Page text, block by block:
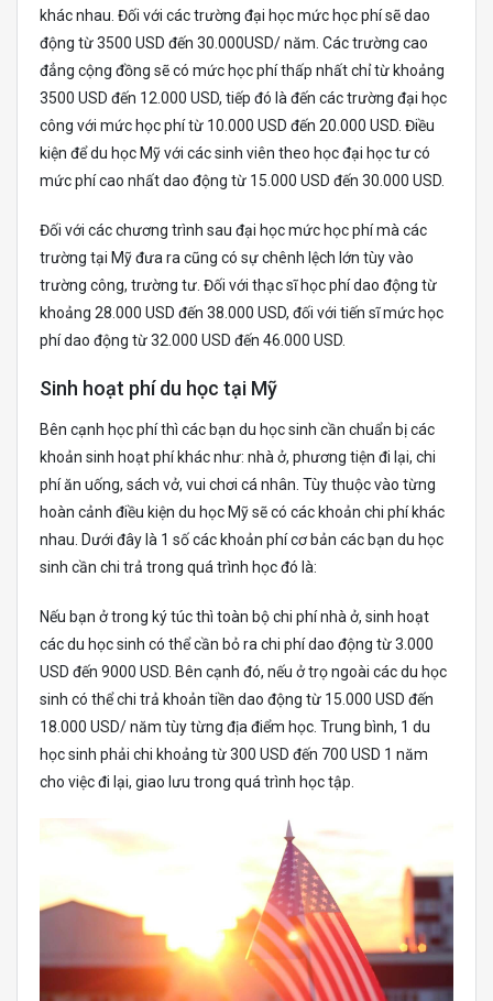
khác nhau. Đối với các trường đại học mức học phí sẽ dao
động từ 3500 USD đến 30.000USD/ năm. Các trường cao
đẳng cộng đồng sẽ có mức học phí thấp nhất chỉ từ khoảng
3500 USD đến 12.000 USD, tiếp đó là đến các trường đại học
công với mức học phí từ 10.000 USD đến 20.000 USD. Điều
kiện để du học Mỹ với các sinh viên theo học đại học tư có
mức phí cao nhất dao động từ 15.000 USD đến 30.000 USD.
Đối với các chương trình sau đại học mức học phí mà các
trường tại Mỹ đưa ra cũng có sự chênh lệch lớn tùy vào
trường công, trường tư. Đối với thạc sĩ học phí dao động từ
khoảng 28.000 USD đến 38.000 USD, đối với tiến sĩ mức học
phí dao động từ 32.000 USD đến 46.000 USD.
Sinh hoạt phí du học tại Mỹ
Bên cạnh học phí thì các bạn du học sinh cần chuẩn bị các
khoản sinh hoạt phí khác như: nhà ở, phương tiện đi lại, chi
phí ăn uống, sách vở, vui chơi cá nhân. Tùy thuộc vào từng
hoàn cảnh điều kiện du học Mỹ sẽ có các khoản chi phí khác
nhau. Dưới đây là 1 số các khoản phí cơ bản các bạn du học
sinh cần chi trả trong quá trình học đó là:
Nếu bạn ở trong ký túc thì toàn bộ chi phí nhà ở, sinh hoạt
các du học sinh có thể cần bỏ ra chi phí dao động từ 3.000
USD đến 9000 USD. Bên cạnh đó, nếu ở trọ ngoài các du học
sinh có thể chi trả khoản tiền dao động từ 15.000 USD đến
18.000 USD/ năm tùy từng địa điểm học. Trung bình, 1 du
học sinh phải chi khoảng từ 300 USD đến 700 USD 1 năm
cho việc đi lại, giao lưu trong quá trình học tập.